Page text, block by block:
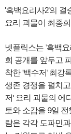
'흑백요리사2'의 결
요리 괴물이 최종
넷플릭스는 '흑백
회 공개를 앞두고
착한 '백수저' 최강
생존 경쟁을 펼치
저' 요리 괴물의 에
토와 소감을 9일
람은 각각 도파민